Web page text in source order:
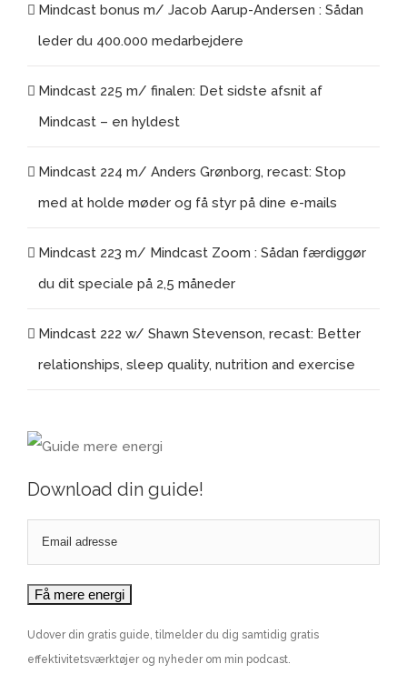
Mindcast bonus m/ Jacob Aarup-Andersen : Sådan
leder du 400.000 medarbejdere
Mindcast 225 m/ finalen: Det sidste afsnit af
Mindcast – en hyldest
Mindcast 224 m/ Anders Grønborg, recast: Stop
med at holde møder og få styr på dine e-mails
Mindcast 223 m/ Mindcast Zoom : Sådan færdiggør
du dit speciale på 2,5 måneder
Mindcast 222 w/ Shawn Stevenson, recast: Better
relationships, sleep quality, nutrition and exercise
Download din guide!
Udover din gratis guide, tilmelder du dig samtidig gratis
effektivitetsværktøjer og nyheder om min podcast.